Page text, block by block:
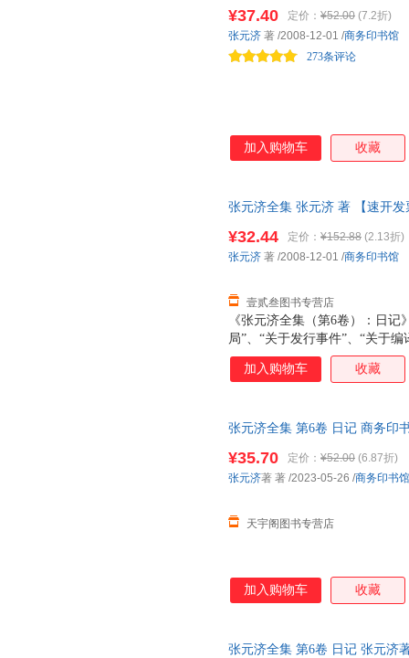
性，本书特邀张人凤先生作序
释。本书在编辑过程中充分保
书写习惯，将信
¥37.40 定价： ¥52.00 (7.2折)
273条评论
张元济 著 /2008-12-01 /商务印书馆
加入购物车 收藏
张元济全集 张元济 著 【速开
《张元济全集（第6卷）：日记
局”、“关于发行事件”、“关于
件”、“关于印刷事件”、“关于
馆”、“发行”、“编译”、“职员”
《张元济全集》第六、七卷收
月至10月的赴会日记。 商务印
式，每天一页，每页除月、日
¥32.44 定价： ¥152.88 (2.13折)
壹贰叁图书专营店
张元济 著 /2008-12-01 /商务印书馆
加入购物车 收藏
张元济全集 第6卷 日记 商务印
¥35.70 定价： ¥52.00 (6.87折)
天宇阁图书专营店
张元济著 著 /2023-05-26 /商务印书馆
加入购物车 收藏
张元济全集 第6卷 日记 张元济